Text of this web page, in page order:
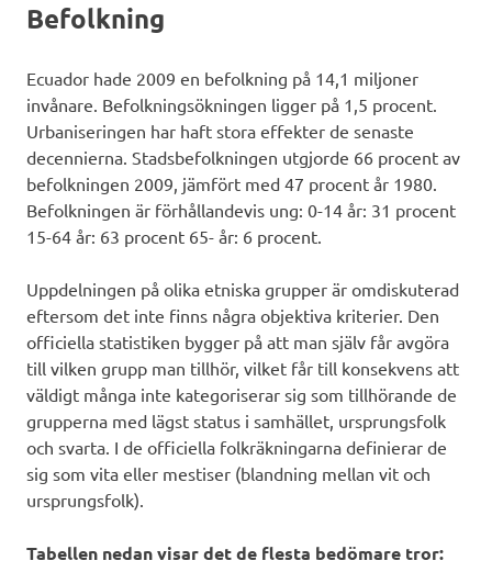
Befolkning
Ecuador hade 2009 en befolkning på 14,1 miljoner
invånare. Befolkningsökningen ligger på 1,5 procent.
Urbaniseringen har haft stora effekter de senaste
decennierna. Stadsbefolkningen utgjorde 66 procent av
befolkningen 2009, jämfört med 47 procent år 1980.
Befolkningen är förhållandevis ung: 0-14 år: 31 procent
15-64 år: 63 procent 65- år: 6 procent.
Uppdelningen på olika etniska grupper är omdiskuterad
eftersom det inte finns några objektiva kriterier. Den
officiella statistiken bygger på att man själv får avgöra
till vilken grupp man tillhör, vilket får till konsekvens att
väldigt många inte kategoriserar sig som tillhörande de
grupperna med lägst status i samhället, ursprungsfolk
och svarta. I de officiella folkräkningarna definierar de
sig som vita eller mestiser (blandning mellan vit och
ursprungsfolk).
Tabellen nedan visar det de flesta bedömare tror: